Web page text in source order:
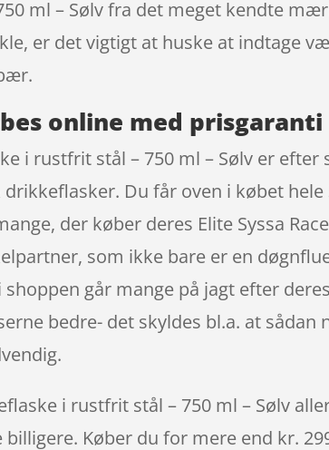
ml – Sølv fra det meget kendte
er det vigtigt at huske at indtage
online med prisgaranti
i rustfrit stål – 750 ml – Sølv er
Du får oven i købet
der køber deres Elite Syssa
som ikke bare er en
går mange på jagt efter
bedre- det skyldes bl.a. at
i rustfrit stål – 750 ml – Sølv
Køber du for mere end kr.